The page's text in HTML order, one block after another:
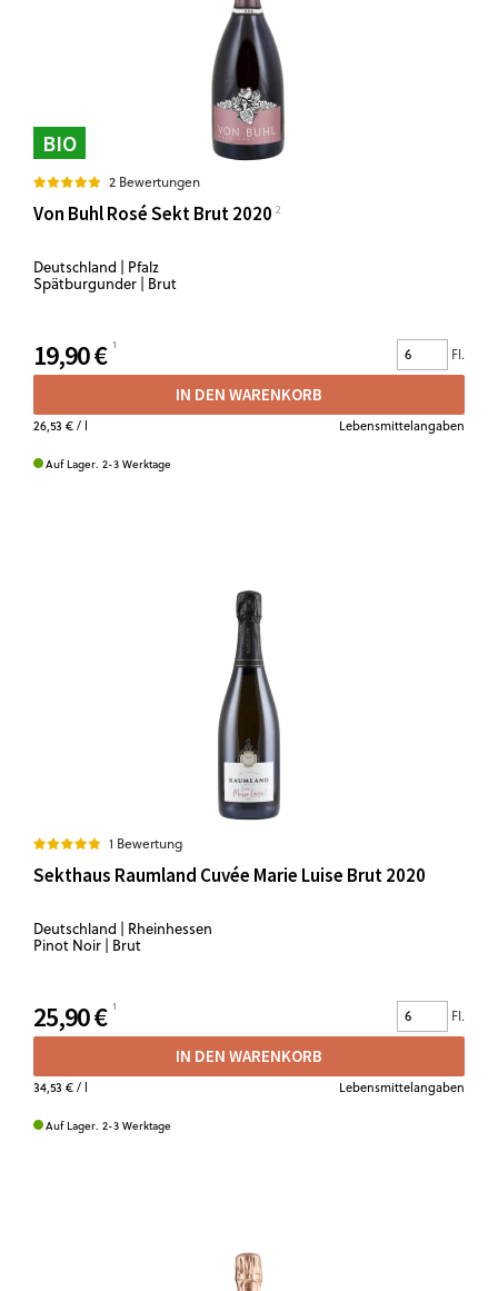
BIO
2 Bewertungen
Von Buhl Rosé Sekt Brut 2020
Deutschland | Pfalz
Spätburgunder | Brut
19,90 € Fl.
IN DEN WARENKORB
26,53 €/ l Lebensmittelangaben
Auf Lager. 2-3 Werktage
1 Bewertung
Sekthaus Raumland Cuvée Marie Luise Brut 2020
Deutschland | Rheinhessen
Pinot Noir | Brut
25,90 € Fl.
IN DEN WARENKORB
34,53 €/ l Lebensmittelangaben
Auf Lager. 2-3 Werktage